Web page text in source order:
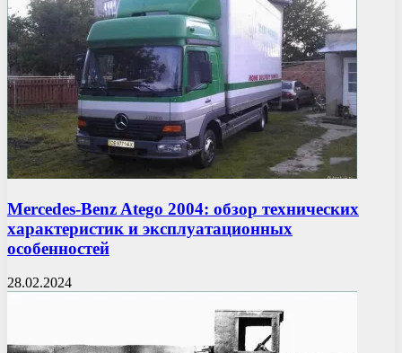
Mercedes-Benz Atego 2004: обзор технических
характеристик и эксплуатационных
особенностей
28.02.2024